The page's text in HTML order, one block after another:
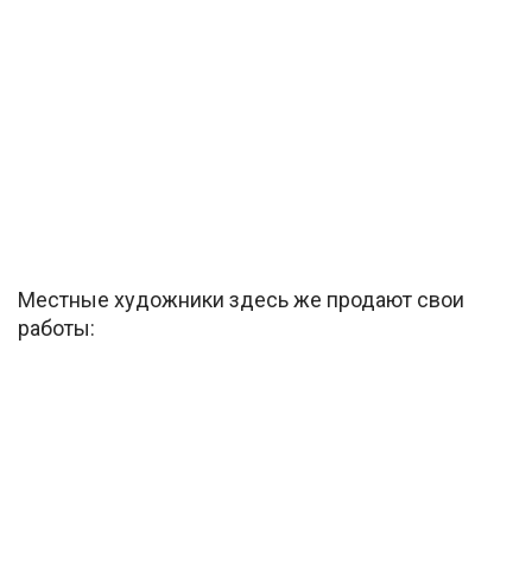
Местные художники здесь же продают свои
работы: